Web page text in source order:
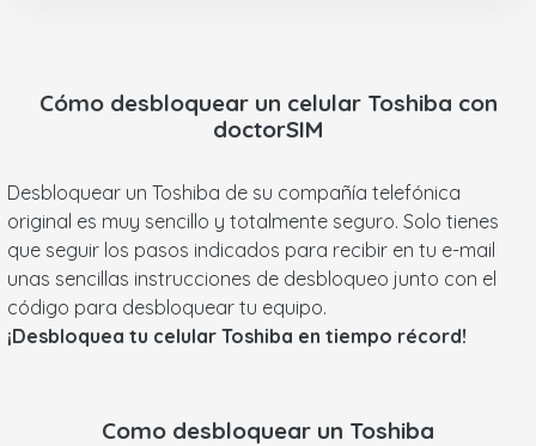
Cómo desbloquear un celular Toshiba con
doctorSIM
Desbloquear un Toshiba de su compañía telefónica
original es muy sencillo y totalmente seguro. Solo tienes
que seguir los pasos indicados para recibir en tu e-mail
unas sencillas instrucciones de desbloqueo junto con el
código para desbloquear tu equipo.
¡Desbloquea tu celular Toshiba en tiempo récord!
Como desbloquear un Toshiba